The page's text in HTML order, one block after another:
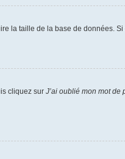
la taille de la base de données. Si
cliquez sur J’ai oublié mon mot de